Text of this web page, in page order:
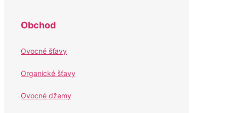
Obchod
Ovocné šťavy
Organické šťavy
Ovocné džemy